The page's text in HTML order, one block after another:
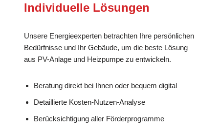
Individuelle Lösungen
Unsere Energieexperten betrachten Ihre persönlichen
Bedürfnisse und Ihr Gebäude, um die beste Lösung
aus PV-Anlage und Heizpumpe zu entwickeln.
Beratung direkt bei Ihnen oder bequem digital
Detaillierte Kosten-Nutzen-Analyse
Berücksichtigung aller Förderprogramme